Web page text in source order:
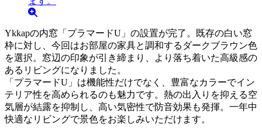
Ykkapの内窓「プラマードU」の設置が完了。既存の白い窓
枠に対し、今回はお部屋の家具と調和するダークブラウン色
を選択。窓辺の印象が引き締まり、より落ち着いた高級感の
あるリビングになりました。
「プラマードU」は機能性だけでなく、豊富なカラーでイン
テリア性を高められるのも魅力です。熱の出入りを抑える空
気層が結露を抑制し、高い気密性で防音効果も発揮。一年中
快適なリビングで景色をお楽しみいただけます。